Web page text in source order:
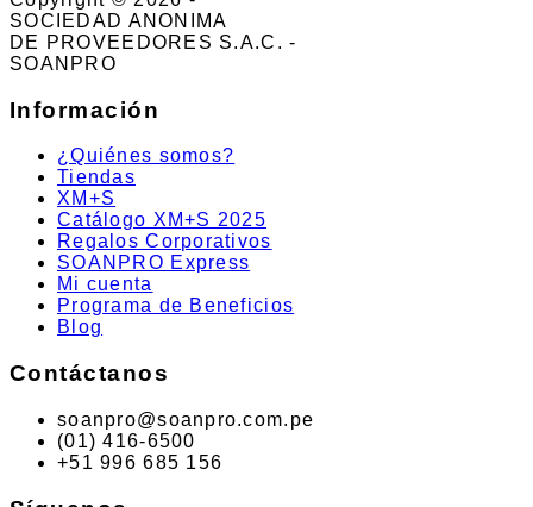
SOCIEDAD ANONIMA
DE PROVEEDORES S.A.C. -
SOANPRO
Información
¿Quiénes somos?
Tiendas
XM+S
Catálogo XM+S 2025
Regalos Corporativos
SOANPRO Express
Mi cuenta
Programa de Beneficios
Blog
Contáctanos
soanpro@soanpro.com.pe
(01) 416-6500
+51 996 685 156